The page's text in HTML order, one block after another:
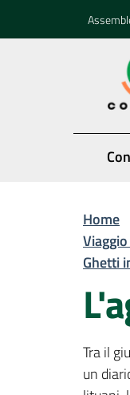
Home
Ghetti
Tra il
un